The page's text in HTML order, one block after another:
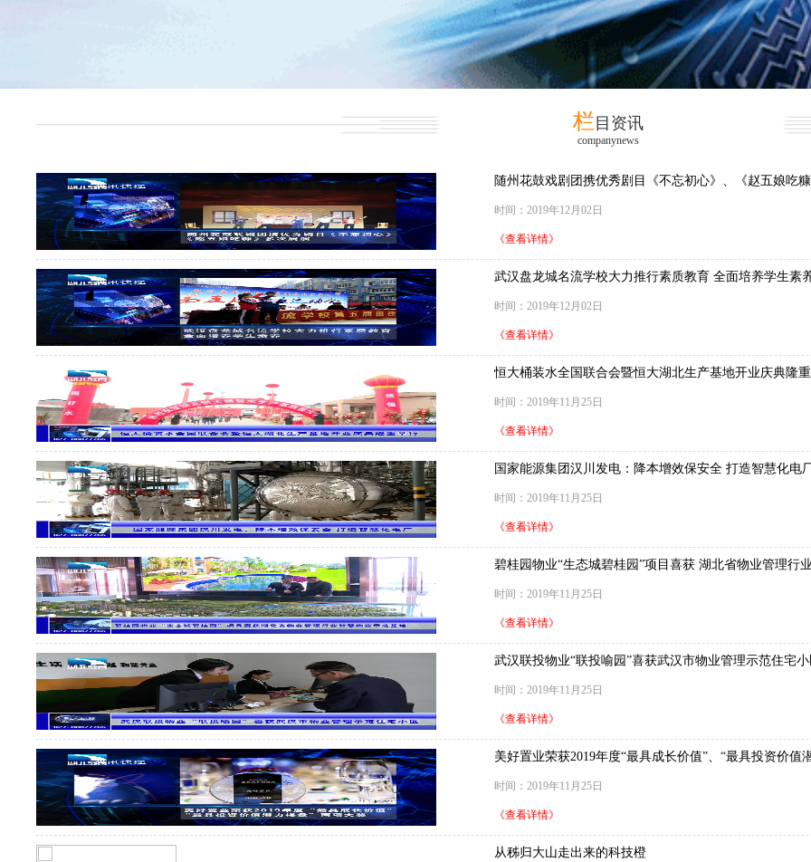
栏目资讯
companynews
随州花鼓戏剧团携优秀剧目《不忘初心》、《赵五娘吃
时间：2019年12月02日
《查看详情》
武汉盘龙城名流学校大力推行素质教育 全面培养学生素
时间：2019年12月02日
《查看详情》
恒大桶装水全国联合会暨恒大湖北生产基地开业庆典隆
时间：2019年11月25日
《查看详情》
国家能源集团汉川发电：降本增效保安全 打造智慧化电
时间：2019年11月25日
《查看详情》
碧桂园物业“生态城碧桂园”项目喜获 湖北省物业管理行
时间：2019年11月25日
《查看详情》
武汉联投物业“联投喻园”喜获武汉市物业管理示范住宅
时间：2019年11月25日
《查看详情》
美好置业荣获2019年度“最具成长价值”、“最具投资价值
时间：2019年11月25日
《查看详情》
从秭归大山走出来的科技橙